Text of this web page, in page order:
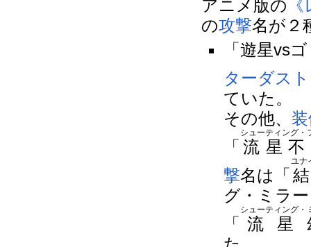
アニメ版の
の攻撃名が２
「遊星vs
ターダス
ていた。
その他、
「 流星
シューティング・
撃名は「
ユナ
グ・ミラ
「
流星
シューティング・